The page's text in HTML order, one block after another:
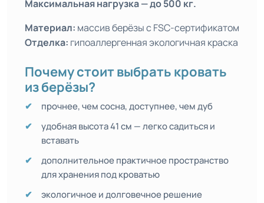
Максимальная нагрузка — до 500 кг.
Материал: массив берёзы с FSC-сертификатом
Отделка: гипоаллергенная экологичная краска
Почему стоит выбрать кровать
из берёзы?
прочнее, чем сосна, доступнее, чем дуб
удобная высота 41 см — легко садиться и
вставать
дополнительное практичное пространство
для хранения под кроватью
экологичное и долговечное решение